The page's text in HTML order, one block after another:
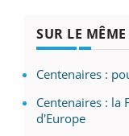
SUR LE
Centenaires :
Centenaires : la
d'Europe